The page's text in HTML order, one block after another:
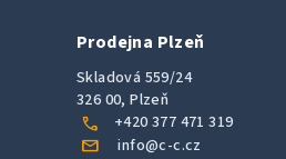
Prodejna Plzeň
Skladová 559/24
326 00, Plzeň
call +420 377 471 319
mail info@c-c.cz